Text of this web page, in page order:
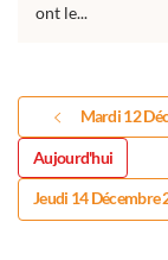
ont le...
Mardi 12
Aujourd'hui
Jeudi 14 Décembre